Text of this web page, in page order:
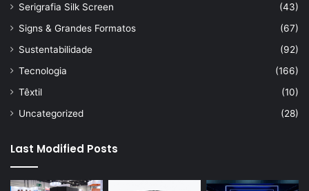
Serigrafia Silk Screen
(43)
Signs & Grandes Formatos
(67)
Sustentabilidade
(92)
Tecnologia
(166)
Têxtil
(10)
Uncategorized
(28)
Last Modified Posts